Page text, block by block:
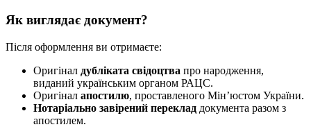
Як виглядає документ?
Після оформлення ви отримаєте:
Оригінал дубліката свідоцтва про народження,
виданий українським органом РАЦС.
Оригінал апостилю, проставленого Мін’юстом України.
Нотаріально завірений переклад документа разом з
апостилем.